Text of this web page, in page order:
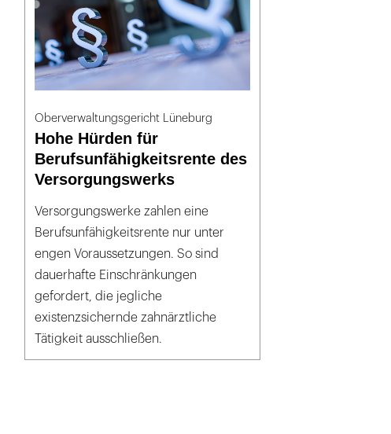
Oberverwaltungsgericht Lüneburg
Hohe Hürden für
Berufsunfähigkeitsrente des
Versorgungswerks
Versorgungswerke zahlen eine
Berufsunfähigkeitsrente nur unter
engen Voraussetzungen. So sind
dauerhafte Einschränkungen
gefordert, die jegliche
existenzsichernde zahnärztliche
Tätigkeit ausschließen.